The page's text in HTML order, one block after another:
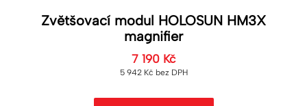
Zvětšovací modul HOLOSUN HM3X
magnifier
7 190 Kč
5 942 Kč bez DPH